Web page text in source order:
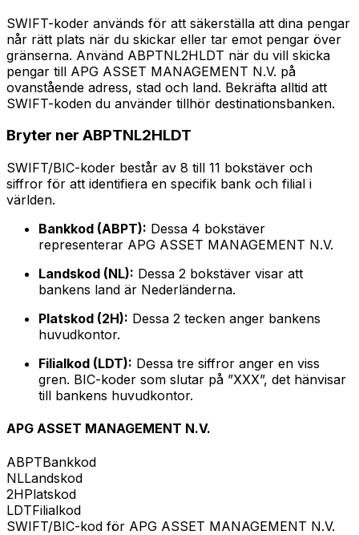
SWIFT-koder används för att säkerställa att dina pengar
når rätt plats när du skickar eller tar emot pengar över
gränserna. Använd ABPTNL2HLDT när du vill skicka
pengar till APG ASSET MANAGEMENT N.V. på
ovanstående adress, stad och land. Bekräfta alltid att
SWIFT-koden du använder tillhör destinationsbanken.
Bryter ner ABPTNL2HLDT
SWIFT/BIC-koder består av 8 till 11 bokstäver och
siffror för att identifiera en specifik bank och filial i
världen.
Bankkod (ABPT): Dessa 4 bokstäver
representerar APG ASSET MANAGEMENT N.V.
Landskod (NL): Dessa 2 bokstäver visar att
bankens land är Nederländerna.
Platskod (2H): Dessa 2 tecken anger bankens
huvudkontor.
Filialkod (LDT): Dessa tre siffror anger en viss
gren. BIC-koder som slutar på ”XXX”, det hänvisar
till bankens huvudkontor.
APG ASSET MANAGEMENT N.V.
ABPTBankkod
NLLandskod
2HPlatskod
LDTFilialkod
SWIFT/BIC-kod för APG ASSET MANAGEMENT N.V.